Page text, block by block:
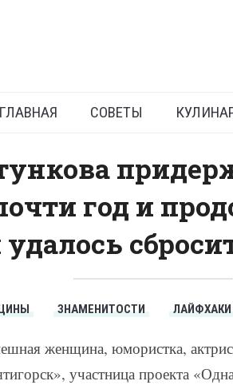
Похудевшая
ГЛАВНАЯ СОВЕТЫ
год и
ЗНАМЕНИТОСТИ ЛАЙФХАКИ
женщина, юмористка,
участница проекта